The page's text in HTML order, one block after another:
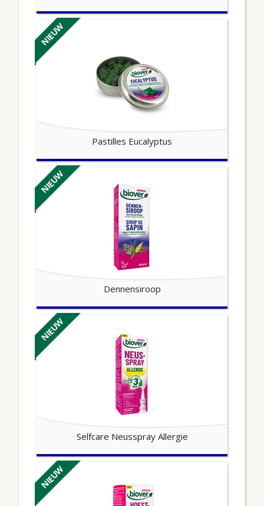
NIEUW
Pastilles Eucalyptus
NIEUW
Dennensiroop
NIEUW
Selfcare Neusspray Allergie
NIEUW